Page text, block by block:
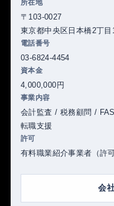
所在地
〒103-0027
東京都中央区日本橋2丁
電話番号
03-6824-4454
資本金
4,000,000円
事業内容
会計監査 / 税務顧問 /
転職支援
許可
有料職業紹介事業者（許
会